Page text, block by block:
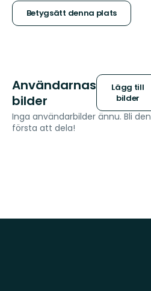
stjärnor
Betygsätt denna plats
Användarnas
bilder
Lägg till
bilder
Inga användarbilder ännu. Bli den
första att dela!